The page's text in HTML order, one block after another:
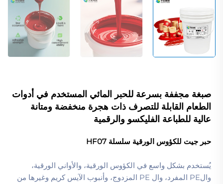
صبغة مجففة بسرعة للحبر المائي المستخدم في أدوات
الطعام القابلة للتصرف ذات هجرة منخفضة ومتانة
عالية للطباعة الفليكسو والرقمية
حبر جيت للكؤوس الورقية سلسلة HF07
يُستخدم بشكل واسع في الكؤوس الورقية، والأواني الورقية،
والPE المفرد، وال PE المزدوج، وأنبوب الآيس كريم وغيرها من